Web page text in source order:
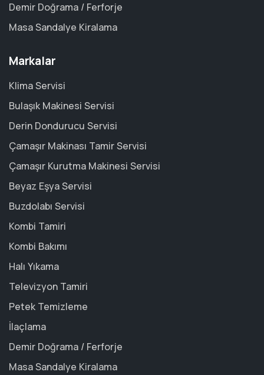
Demir Doğrama / Ferforje
Masa Sandalye Kiralama
Markalar
Klima Servisi
Bulaşık Makinesi Servisi
Derin Dondurucu Servisi
Çamaşır Makinası Tamir Servisi
Çamaşır Kurutma Makinesi Servisi
Beyaz Eşya Servisi
Buzdolabı Servisi
Kombi Tamiri
Kombi Bakımı
Halı Yıkama
Televizyon Tamiri
Petek Temizleme
İlaçlama
Demir Doğrama / Ferforje
Masa Sandalye Kiralama